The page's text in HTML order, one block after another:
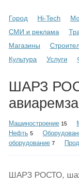
Город Hi-Tech
СМИ и реклама
Магазины
Культура
Услуги
ШАРЗ
Машиностроение 15
Нефть 5
оборудование 7
ШАРЗ РОСТО,